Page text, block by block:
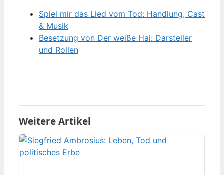
Spiel mir das Lied vom Tod: Handlung, Cast
& Musik
Besetzung von Der weiße Hai: Darsteller
und Rollen
Weitere Artikel